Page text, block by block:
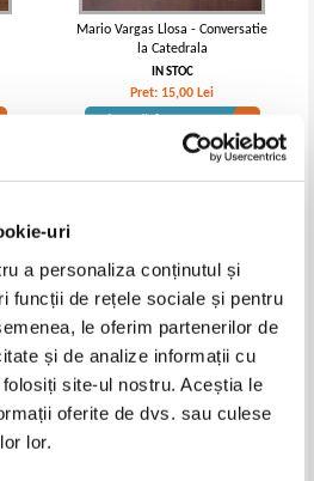
uri
a personaliza conținutul și
funcții de rețele sociale și pentru
le oferim partenerilor de
și de analize informații cu
site-ul nostru. Aceștia le
oferite de dvs. sau culese
lor.
Mario Vargas Llosa - Conversatie
la Catedrala
IN STOC
Pret: 15,00 Lei
Adaugă în coș